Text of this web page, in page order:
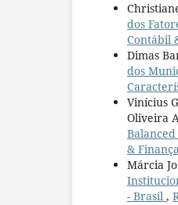
dos
Contábil
Dimas
dos
Vinícius
Oliveira
&
Márcia
- Brasil ,